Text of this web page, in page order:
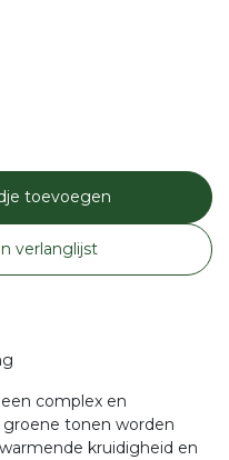
toevoegen
verlanglijst
complex en
groene tonen worden
kruidigheid en